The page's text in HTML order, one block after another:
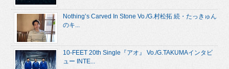
Nothing’s Carved In Stone Vo./G.村松拓 続・たっきゅん
のキ...
10-FEET 20th Single『アオ』 Vo./G.TAKUMAインタビ
ュー INTE...